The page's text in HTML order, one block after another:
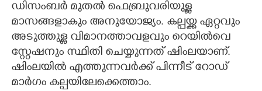
ഡിസംബർ മുതൽ ഫെബ്രുവരിയുള്ള
മാസങ്ങളാകും അനുയോജ്യം. കല്പയ്ക്ക ഏറ്റവും
അടുത്തുള്ള വിമാനത്താവളവും റെയിൽവെ
സ്റ്റേഷനും സ്ഥിതി ചെയ്യുന്നത് ഷിംലയാണ്.
ഷിംലയിൽ എത്തുന്നവർക്ക് പിന്നീട് റോഡ്
മാ‌ർഗം കല്പയിലേക്കെത്താം.